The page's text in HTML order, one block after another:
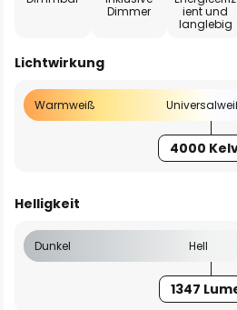
Dimmer
ient und
langlebig
Lichtwirkung
Warmweiß
4000
Helligkeit
Dunkel Hell
1347